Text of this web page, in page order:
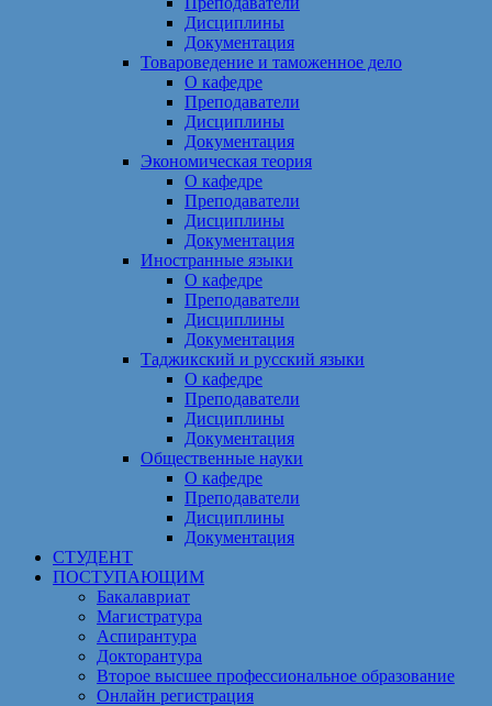
Дисциплины
Документация
Товароведение и таможенное дело
О кафедре
Преподаватели
Дисциплины
Документация
Экономическая теория
О кафедре
Преподаватели
Дисциплины
Документация
Иностранные языки
О кафедре
Преподаватели
Дисциплины
Документация
Таджикский и русский языки
О кафедре
Преподаватели
Дисциплины
Документация
Общественные науки
О кафедре
Преподаватели
Дисциплины
Документация
СТУДЕНТ
ПОСТУПАЮЩИМ
Бакалавриат
Магистратура
Аспирантура
Докторантура
Второе высшее профессиональное образование
Онлайн регистрация